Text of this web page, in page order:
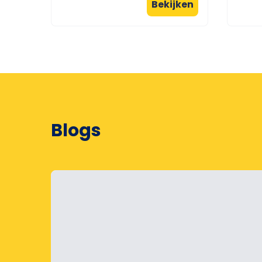
Bekijken
Blogs